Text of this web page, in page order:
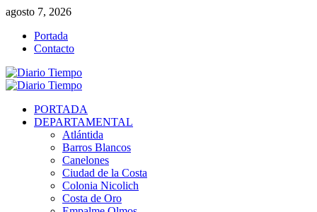
Saltar
contenido
agosto 7, 2026
Portada
Contacto
Menú
PORTADA
DEPARTAMENTAL
Atlántida
Barros Blancos
Canelones
Ciudad de la Costa
Colonia Nicolich
Costa de Oro